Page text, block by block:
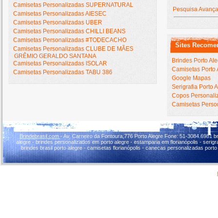
Camisetas Personalizadas SUPERNATURAL
Camisetas Personalizadas AIESEC
Camisetas Personalizadas UBER
Camisetas Personalizadas CHILLI BEANS
Camisetas Personalizadas #TODECACHO
Camisetas Personalizadas CLUBE DE MÃES
GRÊMIO GERALDO SANTANA
Camisetas Personalizadas ISOLAR
Camisetas Personalizadas TABU 386
Pesquisa
Sites
Brindes Porto
Camisetas Porto
Google Mapas
Serigrafia Porto
Copos
Camisetas
Brindebrasil.com - Av. Carneiro da Fontoura,776 Porto Alegre Fone: 51-
alegre - brindes personalizados em porto alegre - estamparia em florianópolis -
brindes brasil porto alegre - camisetas florianópolis - canecas personalizadas